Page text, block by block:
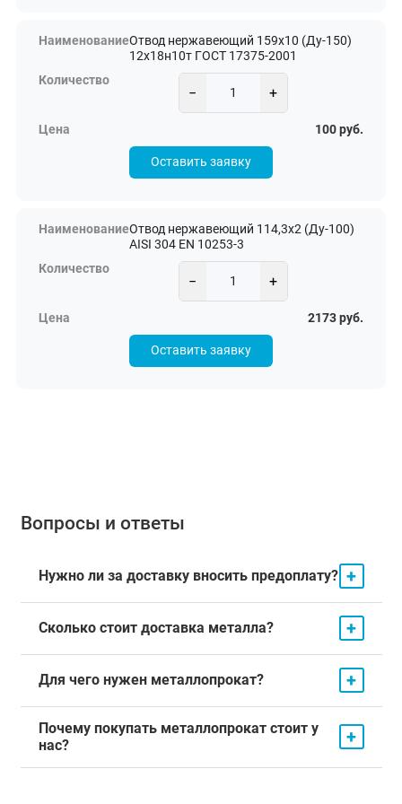
Отвод нержавеющий 159х10 (Ду-150)
12х18н10т ГОСТ 17375-2001
− +
100 руб.
Оставить заявку
Отвод нержавеющий 114,3х2 (Ду-100)
AISI 304 EN 10253-3
− +
2173 руб.
Оставить заявку
Вопросы и ответы
Нужно ли за доставку вносить предоплату? +
Сколько стоит доставка металла? +
Для чего нужен металлопрокат? +
Почему покупать металлопрокат стоит у
нас?
+